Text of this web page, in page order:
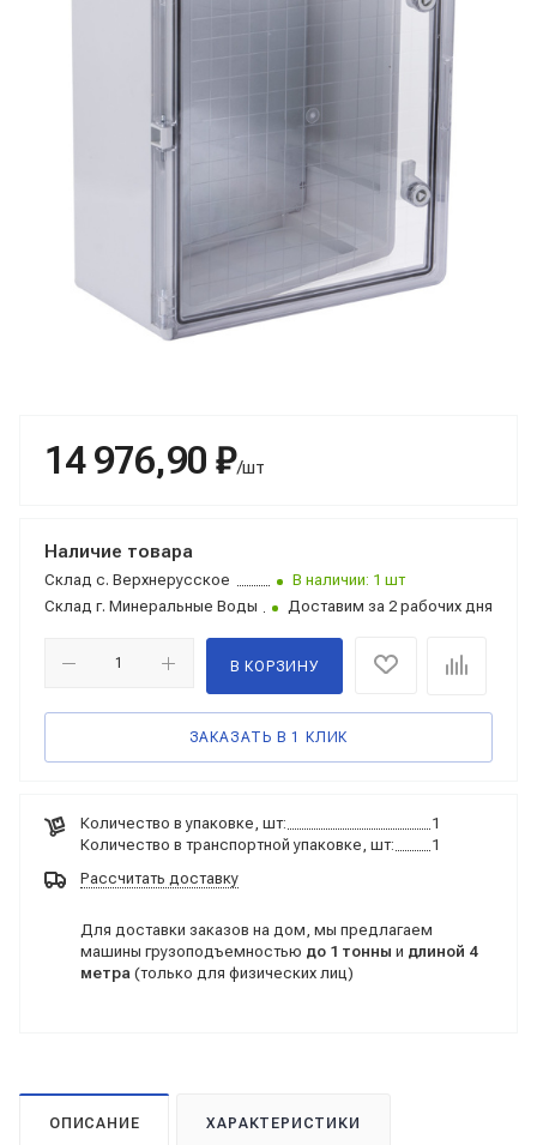
14 976,90 ₽/шт
Наличие товара
Склад с. Верхнерусское
В наличии: 1 шт
Склад г. Минеральные Воды Доставим за 2 рабочих дня
В КОРЗИНУ
ЗАКАЗАТЬ В 1 КЛИК
Количество в упаковке, шт:
1
Количество в транспортной упаковке, шт:
1
Рассчитать доставку
Для доставки заказов на дом, мы предлагаем
машины грузоподъемностью до 1 тонны и длиной 4
метра (только для физических лиц)
ОПИСАНИЕ ХАРАКТЕРИСТИКИ